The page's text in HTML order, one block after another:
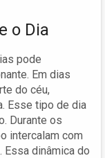
o Dia
pode
Em dias
do céu,
Esse tipo de dia
Durante os
intercalam com
Essa dinâmica do